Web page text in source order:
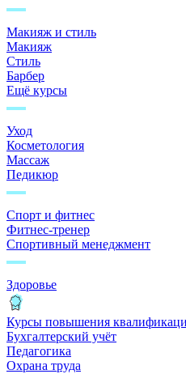
Макияж и стиль
Макияж
Стиль
Барбер
Ещё курсы
Уход
Косметология
Массаж
Педикюр
Спорт и фитнес
Фитнес-тренер
Спортивный менеджмент
Здоровье
Курсы повышения
Бухгалтерский учёт
Педагогика
Охрана труда